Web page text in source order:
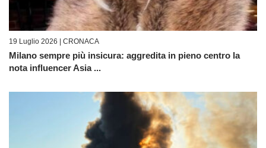
19 Luglio 2026 | CRONACA
Milano sempre più insicura: aggredita in pieno centro la
nota influencer Asia ...